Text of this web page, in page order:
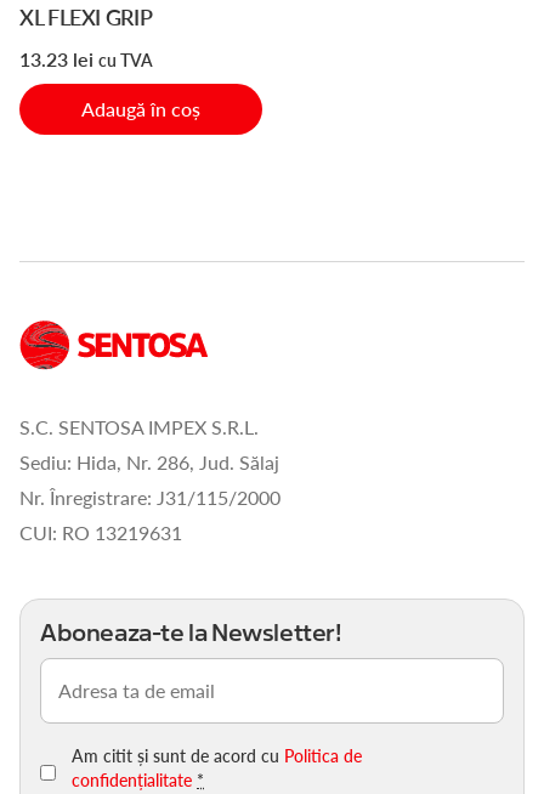
XL FLEXI GRIP
13.23 lei cu TVA
Adaugă în coș
S.C. SENTOSA IMPEX S.R.L.
Sediu: Hida, Nr. 286, Jud. Sălaj
Nr. Înregistrare: J31/115/2000
CUI: RO 13219631
Aboneaza-te la Newsletter!
Email
(Obligatoriu)
Am citit și sunt de acord cu Politica de
confidențialitate *